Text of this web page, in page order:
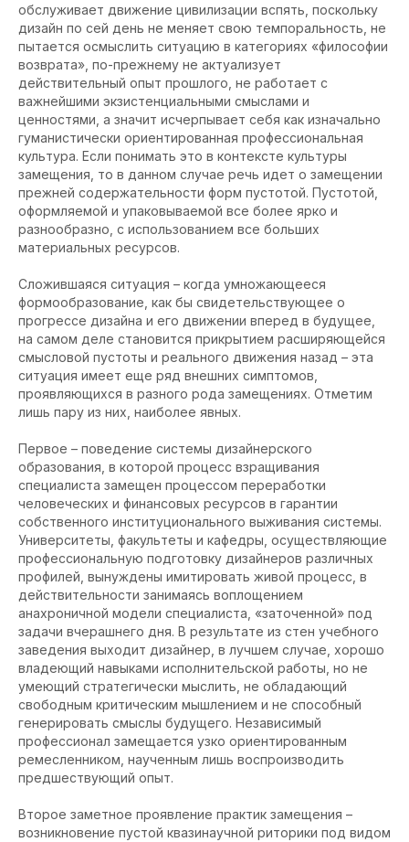
обслуживает движение цивилизации вспять, поскольку
дизайн по сей день не меняет свою темпоральность, не
пытается осмыслить ситуацию в категориях «философии
возврата», по-прежнему не актуализует
действительный опыт прошлого, не работает с
важнейшими экзистенциальными смыслами и
ценностями, а значит исчерпывает себя как изначально
гуманистически ориентированная профессиональная
культура. Если понимать это в контексте культуры
замещения, то в данном случае речь идет о замещении
прежней содержательности форм пустотой. Пустотой,
оформляемой и упаковываемой все более ярко и
разнообразно, с использованием все больших
материальных ресурсов.
Сложившаяся ситуация – когда умножающееся
формообразование, как бы свидетельствующее о
прогрессе дизайна и его движении вперед в будущее,
на самом деле становится прикрытием расширяющейся
смысловой пустоты и реального движения назад – эта
ситуация имеет еще ряд внешних симптомов,
проявляющихся в разного рода замещениях. Отметим
лишь пару из них, наиболее явных.
Первое – поведение системы дизайнерского
образования, в которой процесс взращивания
специалиста замещен процессом переработки
человеческих и финансовых ресурсов в гарантии
собственного институционального выживания системы.
Университеты, факультеты и кафедры, осуществляющие
профессиональную подготовку дизайнеров различных
профилей, вынуждены имитировать живой процесс, в
действительности занимаясь воплощением
анахроничной модели специалиста, «заточенной» под
задачи вчерашнего дня. В результате из стен учебного
заведения выходит дизайнер, в лучшем случае, хорошо
владеющий навыками исполнительской работы, но не
умеющий стратегически мыслить, не обладающий
свободным критическим мышлением и не способный
генерировать смыслы будущего. Независимый
профессионал замещается узко ориентированным
ремесленником, наученным лишь воспроизводить
предшествующий опыт.
Второе заметное проявление практик замещения –
возникновение пустой квазинаучной риторики под видом